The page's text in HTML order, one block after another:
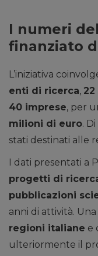
I numeri
finanziato
L’iniziativa
enti di ricerca, 22
40 imprese, per
milioni di euro.
stati destinati alle
I dati presentati a
progetti di
pubblicazioni
anni di attività.
regioni italiane e
ulteriormente il